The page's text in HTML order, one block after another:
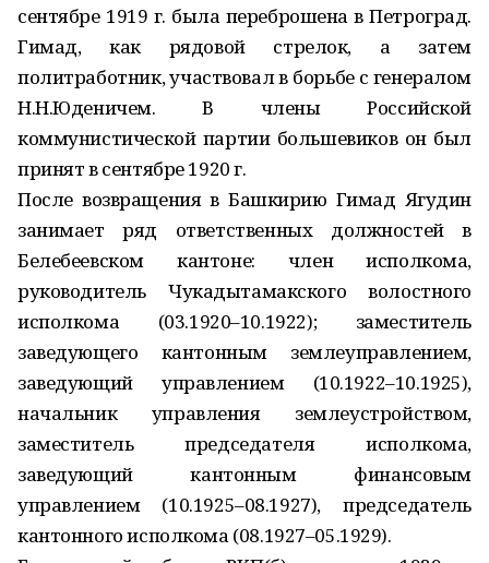
сентябре 1919 г. была переброшена в Петроград.
Гимад, как рядовой стрелок, а затем
политработник, участвовал в борьбе с генералом
Н.Н.Юденичем. В члены Российской
коммунистической партии большевиков он был
принят в сентябре 1920 г.
После возвращения в Башкирию Гимад Ягудин
занимает ряд ответственных должностей в
Белебеевском кантоне: член исполкома,
руководитель Чукадытамакского волостного
исполкома (03.1920–10.1922); заместитель
заведующего кантонным землеуправлением,
заведующий управлением (10.1922–10.1925),
начальник управления землеустройством,
заместитель председателя исполкома,
заведующий кантонным финансовым
управлением (10.1925–08.1927), председатель
кантонного исполкома (08.1927–05.1929).